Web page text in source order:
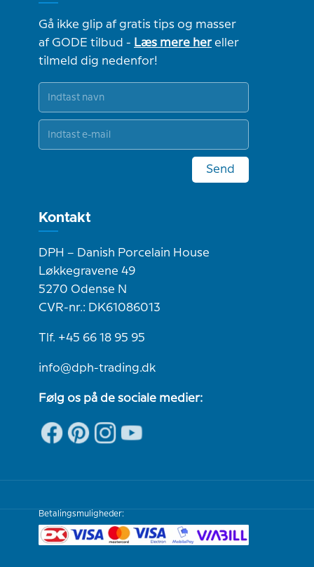
Gå ikke glip af gratis tips og masser
af GODE tilbud - Læs mere hereller
tilmeld dig nedenfor!
Send
Kontakt
DPH – Danish Porcelain House
Løkkegravene 49
5270 Odense N
CVR-nr.: DK61086013
Tlf. +45 66 18 95 95
info@dph-trading.dk
Følg os på de sociale medier:
Betalingsmuligheder: